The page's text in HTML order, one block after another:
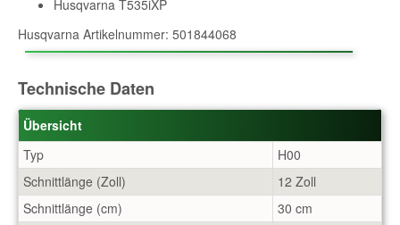
Husqvarna T535iXP
Husqvarna Artikelnummer: 501844068
Technische Daten
Übersicht
Typ
H00
Schnittlänge (Zoll)
12 Zoll
Schnittlänge (cm)
30 cm